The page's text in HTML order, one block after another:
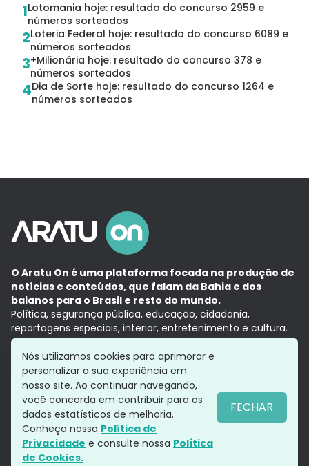
1Lotomania hoje: resultado do concurso 2959 e
números sorteados
2Loteria Federal hoje: resultado do concurso 6089 e
números sorteados
3+Milionária hoje: resultado do concurso 378 e
números sorteados
4Dia de Sorte hoje: resultado do concurso 1264 e
números sorteados
O Aratu On é uma plataforma focada na produção de
notícias e conteúdos, que falam da Bahia e dos
baianos para o Brasil e resto do mundo.
Política, segurança pública, educação, cidadania,
reportagens especiais, interior, entretenimento e cultura.
Aqui, tudo vira notícia e a notícia é no tempo presente,
com a credibilidade do Grupo Aratu.
Grupo Aratu
Política de privacidade
Siga-nos
Nós utilizamos cookies para aprimorar e
personalizar a sua experiência em
nosso site. Ao continuar navegando,
você concorda em contribuir para os
dados estatísticos de melhoria.
Conheça nossa Política de
Privacidade e consulte nossa Política
de Cookies.
FECHAR